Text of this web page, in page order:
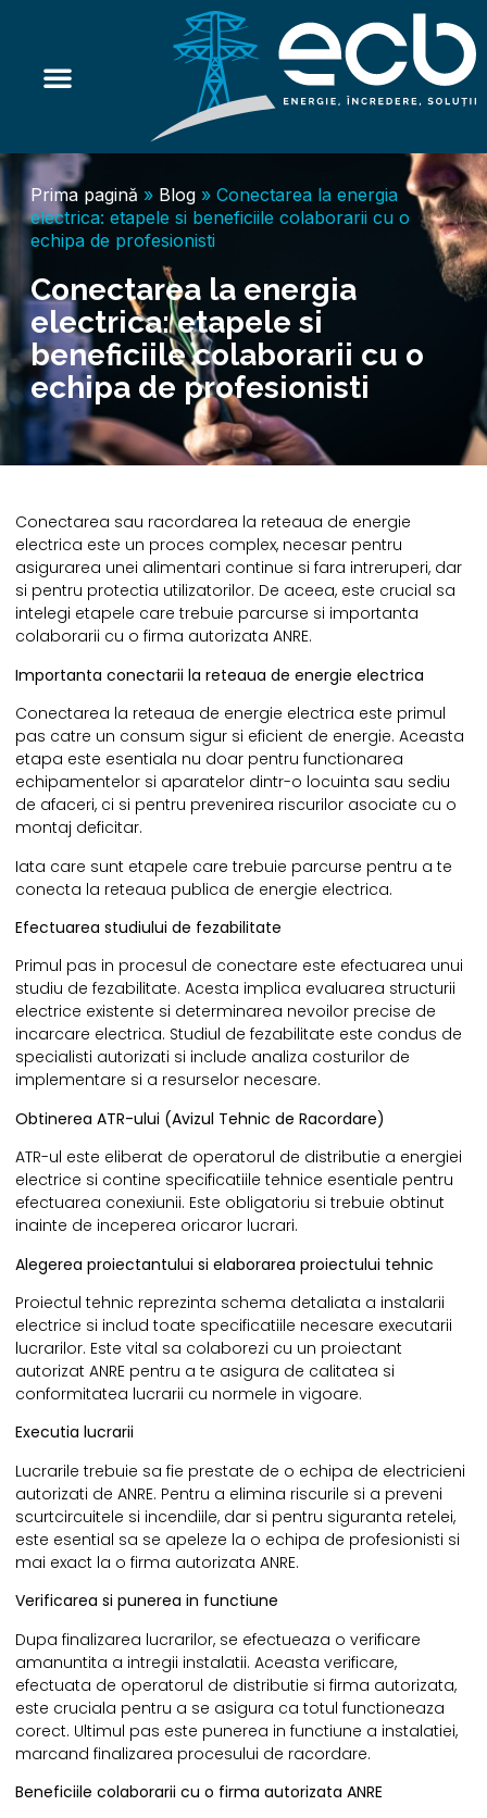
Prima pagină » Blog » Conectarea la energia
electrica: etapele si beneficiile colaborarii cu o
echipa de profesionisti
Conectarea la energia
electrica: etapele si
beneficiile colaborarii cu o
echipa de profesionisti
Conectarea sau racordarea la reteaua de energie
electrica este un proces complex, necesar pentru
asigurarea unei alimentari continue si fara intreruperi, dar
si pentru protectia utilizatorilor. De aceea, este crucial sa
intelegi etapele care trebuie parcurse si importanta
colaborarii cu o firma autorizata ANRE.
Importanta conectarii la reteaua de energie electrica
Conectarea la reteaua de energie electrica este primul
pas catre un consum sigur si eficient de energie. Aceasta
etapa este esentiala nu doar pentru functionarea
echipamentelor si aparatelor dintr-o locuinta sau sediu
de afaceri, ci si pentru prevenirea riscurilor asociate cu o
montaj deficitar.
Iata care sunt etapele care trebuie parcurse pentru a te
conecta la reteaua publica de energie electrica.
Efectuarea studiului de fezabilitate
Primul pas in procesul de conectare este efectuarea unui
studiu de fezabilitate. Acesta implica evaluarea structurii
electrice existente si determinarea nevoilor precise de
incarcare electrica. Studiul de fezabilitate este condus de
specialisti autorizati si include analiza costurilor de
implementare si a resurselor necesare.
Obtinerea ATR-ului (Avizul Tehnic de Racordare)
ATR-ul este eliberat de operatorul de distributie a energiei
electrice si contine specificatiile tehnice esentiale pentru
efectuarea conexiunii. Este obligatoriu si trebuie obtinut
inainte de inceperea oricaror lucrari.
Alegerea proiectantului si elaborarea proiectului tehnic
Proiectul tehnic reprezinta schema detaliata a instalarii
electrice si includ toate specificatiile necesare executarii
lucrarilor. Este vital sa colaborezi cu un proiectant
autorizat ANRE pentru a te asigura de calitatea si
conformitatea lucrarii cu normele in vigoare.
Executia lucrarii
Lucrarile trebuie sa fie prestate de o echipa de electricieni
autorizati de ANRE. Pentru a elimina riscurile si a preveni
scurtcircuitele si incendiile, dar si pentru siguranta retelei,
este esential sa se apeleze la o echipa de profesionisti si
mai exact la o firma autorizata ANRE.
Verificarea si punerea in functiune
Dupa finalizarea lucrarilor, se efectueaza o verificare
amanuntita a intregii instalatii. Aceasta verificare,
efectuata de operatorul de distributie si firma autorizata,
este cruciala pentru a se asigura ca totul functioneaza
corect. Ultimul pas este punerea in functiune a instalatiei,
marcand finalizarea procesului de racordare.
Beneficiile colaborarii cu o firma autorizata ANRE